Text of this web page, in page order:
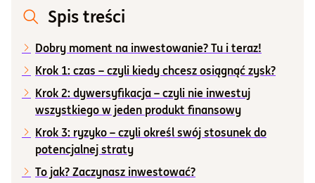
Blog
Centrum pomocy
Informacje i dokumenty
O nas
Spis treści
Dobry moment na inwestowanie? Tu i teraz!
Krok 1: czas – czyli kiedy chcesz osiągnąć zysk?
Krok 2: dywersyfikacja – czyli nie inwestuj
wszystkiego w jeden produkt finansowy
Krok 3: ryzyko – czyli określ swój stosunek do
potencjalnej straty
To jak? Zaczynasz inwestować?